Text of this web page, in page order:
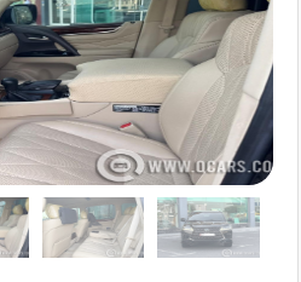
أحدث
السيارات
سيارات
جديدة
سيارات
مستعملة